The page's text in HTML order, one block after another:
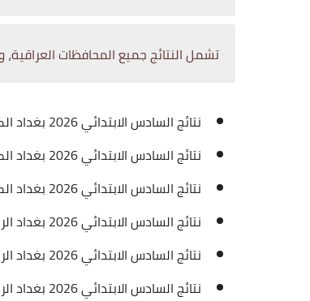
تشمل النتائج جميع المحافظات العراقية،
نتائج السادس الابتدائي 2026 بغداد الكرخ الأولى
نتائج السادس الابتدائي 2026 بغداد الكرخ الثانية
نتائج السادس الابتدائي 2026 بغداد الكرخ الثالثة
نتائج السادس الابتدائي 2026 بغداد الرصافة الأولى
نتائج السادس الابتدائي 2026 بغداد الرصافة الثانية
نتائج السادس الابتدائي 2026 بغداد الرصافة الثالثة